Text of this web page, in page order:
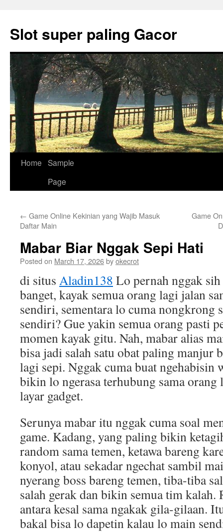
content
Slot super paling Gacor
Home Sample
Page
← Game Online Kekinian yang Wajib Masuk
Daftar Main
Game
Mabar Biar Nggak Sepi Hati
Posted on March 17, 2026byokecrot
di situs Aladin138 Lo pernah nggak
banget, kayak semua orang lagi jalan
sendiri, sementara lo cuma nongkrong
sendiri? Gue yakin semua orang pasti
momen kayak gitu. Nah, mabar alias
bisa jadi salah satu obat paling manjur
lagi sepi. Nggak cuma buat ngehabisin
bikin lo ngerasa terhubung sama orang
layar gadget.
Serunya mabar itu nggak cuma soal
game. Kadang, yang paling bikin
random sama temen, ketawa bareng
konyol, atau sekadar ngechat sambil
nyerang boss bareng temen, tiba-tiba
salah gerak dan bikin semua tim kalah.
antara kesal sama ngakak gila-gilaan.
bakal bisa lo dapetin kalau lo main